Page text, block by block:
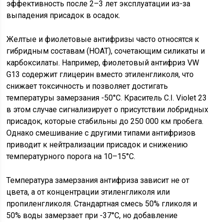
эффективность после 2–3 лет эксплуатации из-за
выпадения присадок в осадок.
Желтые и фиолетовые антифризы часто относятся к
гибридным составам (HOAT), сочетающим силикаты и
карбоксилаты. Например, фиолетовый антифриз VW
G13 содержит глицерин вместо этиленгликоля, что
снижает токсичность и позволяет достигать
температуры замерзания -50°C. Краситель C.I. Violet 23
в этом случае сигнализирует о присутствии лобридных
присадок, которые стабильны до 250 000 км пробега.
Однако смешивание с другими типами антифризов
приводит к нейтрализации присадок и снижению
температурного порога на 10–15°C.
Температура замерзания антифриза зависит не от
цвета, а от концентрации этиленгликоля или
пропиленгликоля. Стандартная смесь 50% гликоля и
50% воды замерзает при -37°C, но добавление